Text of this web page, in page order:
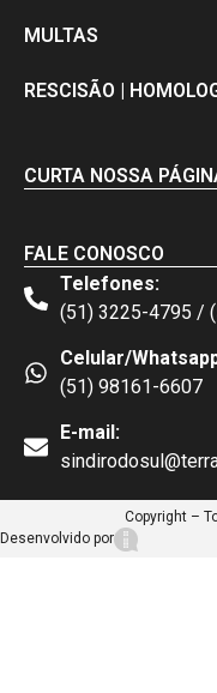
MULTAS
RESCISÃO |
CURTA NOSSA
FALE CONOSCO
Telefones:
(51) 3225-4795 /
Celular/
(51) 98161-6607
E-mail:
Copyright –
Desenvolvido por